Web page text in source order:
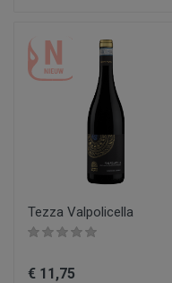
Tezza Valpolicella
€ 11,75